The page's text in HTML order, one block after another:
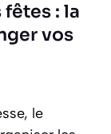
fêtes : la
vos
le